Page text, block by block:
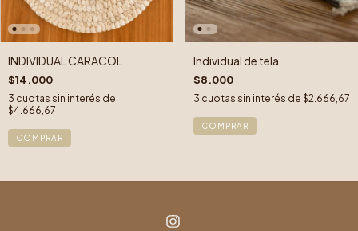
INDIVIDUAL CARACOL
$14.000
3 cuotas sin interés de
$4.666,67
Individual de tela
$8.000
3 cuotas sin interés de $2.666,67
COMPRAR